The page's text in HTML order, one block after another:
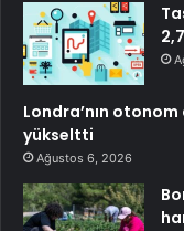
Londra’nın
yükseltti
Ağustos 6, 2026